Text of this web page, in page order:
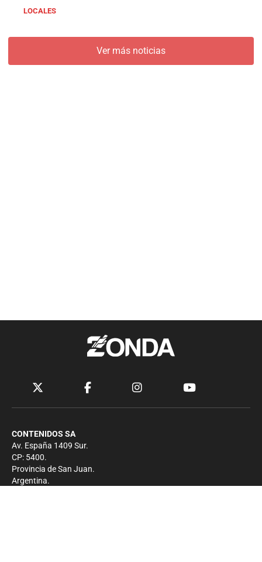
LOCALES
Ver más noticias
CONTENIDOS SA
Av. España 1409 Sur.
CP: 5400.
Provincia de San Juan.
Argentina.